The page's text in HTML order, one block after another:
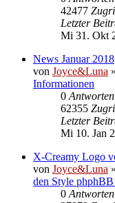
42477
Letzter
Mi 31. Okt
News Januar 2018
von Joyce&Luna »
Informationen
0 Antworten
62355
Letzter
Mi 10. Jan
X-Creamy Logo
von Joyce&Luna »
den Style phphBB
0 Antworten